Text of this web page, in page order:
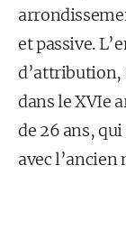
et passive.
d’attribution,
dans le XVIe
de 26 ans,
avec l’ancien